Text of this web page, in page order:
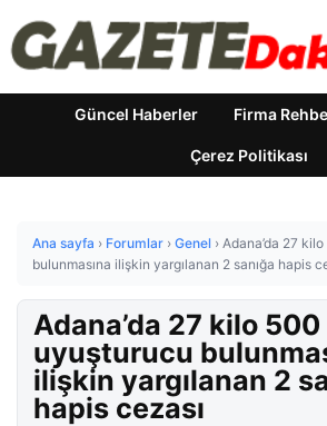
Güncel Haberler Firma
Çerez Politikası
Ana sayfa › Forumlar › Genel › Adana’da 27
bulunmasına ilişkin yargılanan 2 sanığa hapis
Adana’da 27 kilo
uyuşturucu
ilişkin yargılanan 2
hapis cezası